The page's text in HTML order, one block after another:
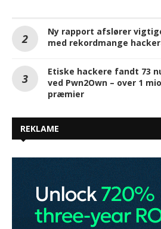
Ny rapport afslører
med rekordmange
Etiske hackere fandt 73
ved Pwn2Own – over 1
præmier
REKLAME